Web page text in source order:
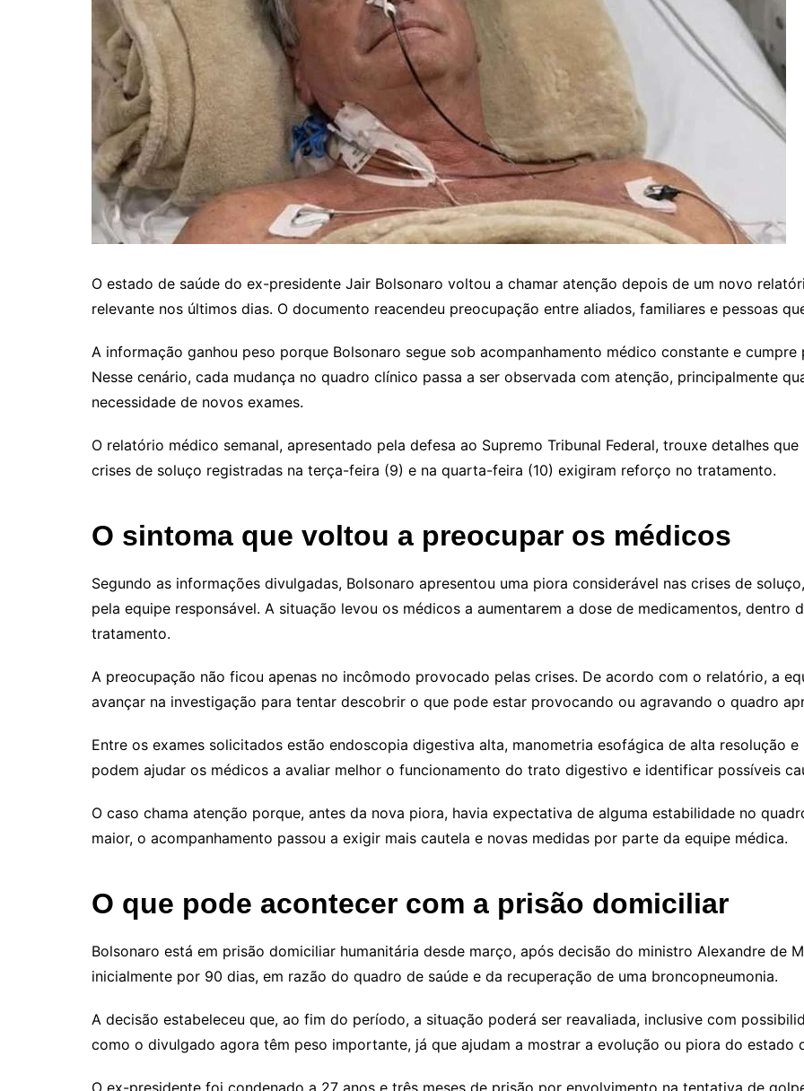
O estado de saúde do ex-presidente Jair Bolsonaro voltou a chamar atenção depois de um novo
relevante nos últimos dias. O documento reacendeu preocupação entre aliados, familiares e pessoas
A informação ganhou peso porque Bolsonaro segue sob acompanhamento médico constante e
Nesse cenário, cada mudança no quadro clínico passa a ser observada com atenção, principalmente
necessidade de novos exames.
O relatório médico semanal, apresentado pela defesa ao Supremo Tribunal Federal, trouxe detalhes
crises de soluço registradas na terça-feira (9) e na quarta-feira (10) exigiram reforço no tratamento.
O sintoma que voltou a preocupar os médicos
Segundo as informações divulgadas, Bolsonaro apresentou uma piora considerável nas crises de
pela equipe responsável. A situação levou os médicos a aumentarem a dose de medicamentos, dentro
tratamento.
A preocupação não ficou apenas no incômodo provocado pelas crises. De acordo com o relatório, a
avançar na investigação para tentar descobrir o que pode estar provocando ou agravando o quadro
Entre os exames solicitados estão endoscopia digestiva alta, manometria esofágica de alta resolução
podem ajudar os médicos a avaliar melhor o funcionamento do trato digestivo e identificar possíveis
O caso chama atenção porque, antes da nova piora, havia expectativa de alguma estabilidade no
maior, o acompanhamento passou a exigir mais cautela e novas medidas por parte da equipe médica.
O que pode acontecer com a prisão domiciliar
Bolsonaro está em prisão domiciliar humanitária desde março, após decisão do ministro Alexandre de
inicialmente por 90 dias, em razão do quadro de saúde e da recuperação de uma broncopneumonia.
A decisão estabeleceu que, ao fim do período, a situação poderá ser reavaliada, inclusive com
como o divulgado agora têm peso importante, já que ajudam a mostrar a evolução ou piora do estado
O ex-presidente foi condenado a 27 anos e três meses de prisão por envolvimento na tentativa de